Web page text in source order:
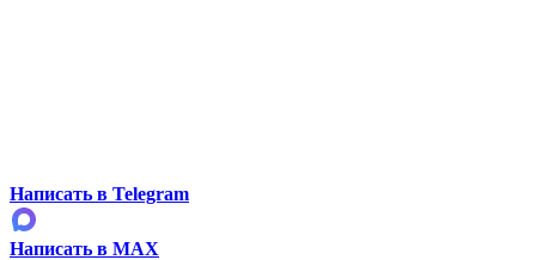
Написать в Telegram
Написать в MAX